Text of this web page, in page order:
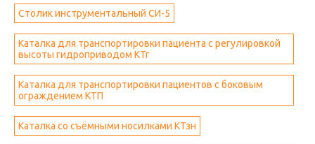
Столик инструментальный СИ-5
Каталка для транспортировки пациента с регулировкой
высоты гидроприводом КТг
Каталка для транспортировки пациентов с боковым
ограждением КТП
Каталка со съёмными носилками КТзн